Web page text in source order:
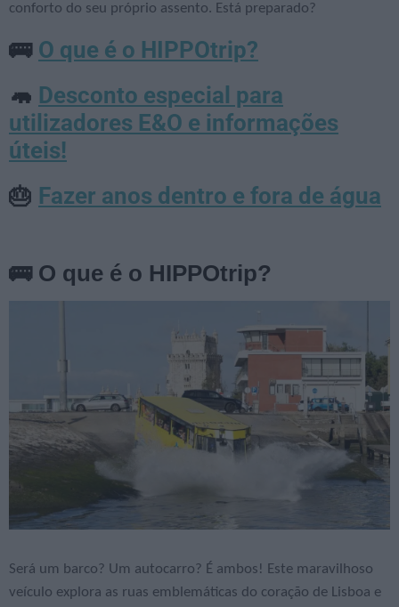
conforto do seu próprio assento. Está preparado?
🚌 O que é o HIPPOtrip?
🦛 Desconto especial para
utilizadores E&O e informações
úteis!
🎂 Fazer anos dentro e fora de água
🚌 O que é o HIPPOtrip?
Será um barco? Um autocarro? É ambos! Este maravilhoso
veículo explora as ruas emblemáticas do coração de Lisboa e